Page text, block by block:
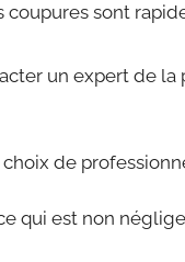
sont
un expert de
de
qui est non